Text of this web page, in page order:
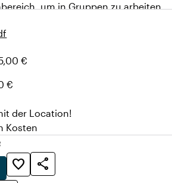
um in Gruppen zu arbeiten
oder Präsentationen
Strom
über Bedienfeld (Ton, Licht,
in der Glas-Eingangswand
€
€
der Location!
Kosten
favorite_border
share